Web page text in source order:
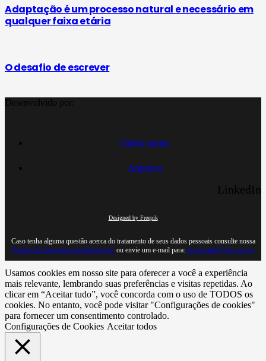
Adaptação é um processo natural e necessário em
qualquer faixa etária
O desafio de escrever
Desenvolvido por:
Quem somos
Arquivos
LinkedIn
Designed by Freepik
Caso tenha alguma questão acerca do tratamento de seus dados pessoais consulte nossa
Política de Segurança da Informaçãoou envie um e-mail para: privacidade@iisc.org.br
Usamos cookies em nosso site para oferecer a você a experiência
mais relevante, lembrando suas preferências e visitas repetidas. Ao
clicar em “Aceitar tudo”, você concorda com o uso de TODOS os
cookies. No entanto, você pode visitar "Configurações de cookies"
para fornecer um consentimento controlado.
Configurações de Cookies Aceitar todos